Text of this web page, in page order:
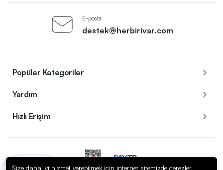
E-posta
destek@herbirivar.com
Popüler Kategoriler
Yardım
Hızlı Erişim
Size daha iyi hizmet verebilmek için internet sitemizde çerezler